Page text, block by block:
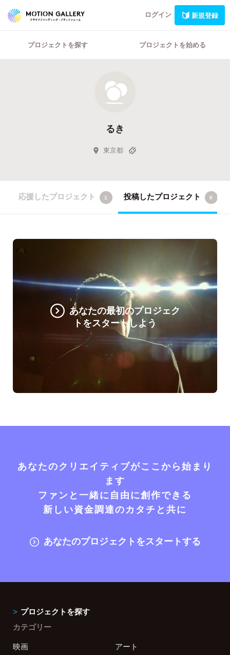
ログイン 新規登録
プロジェクトを探す プロジェクトを始める
るき
東京都
応援したプロジェクト 1 投稿したプロジェクト 0
あなたの最初のプロジェク
トをスタートしよう
あなたのクリエイティブがここから始まり
ます
ファンと一緒に自由に創作できる
新しい資金調達のカタチと共に
あなたのプロジェクトをスタートする
プロジェクトを探す
カテゴリー
映画
アート